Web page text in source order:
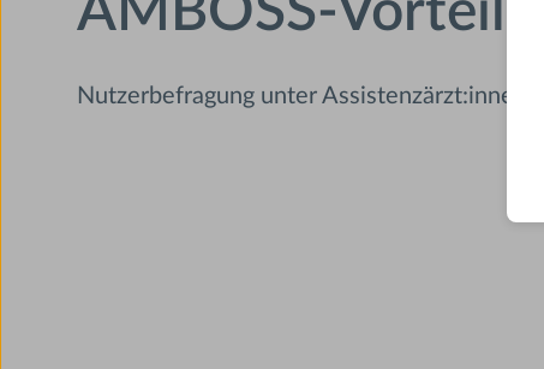
AMBOSS-
Nutzerbefragung unter Assistenzärzt:innen